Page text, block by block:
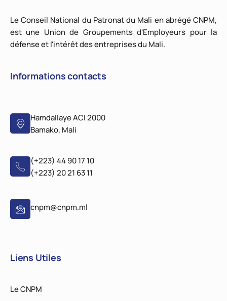
Le Conseil National du Patronat du Mali en abrégé CNPM,
est une Union de Groupements d'Employeurs pour la
défense et l'intérêt des entreprises du Mali.
Informations contacts
Hamdallaye ACI 2000
Bamako, Mali
(+223) 44 90 17 10
(+223) 20 21 63 11
cnpm@cnpm.ml
Liens Utiles
Le CNPM